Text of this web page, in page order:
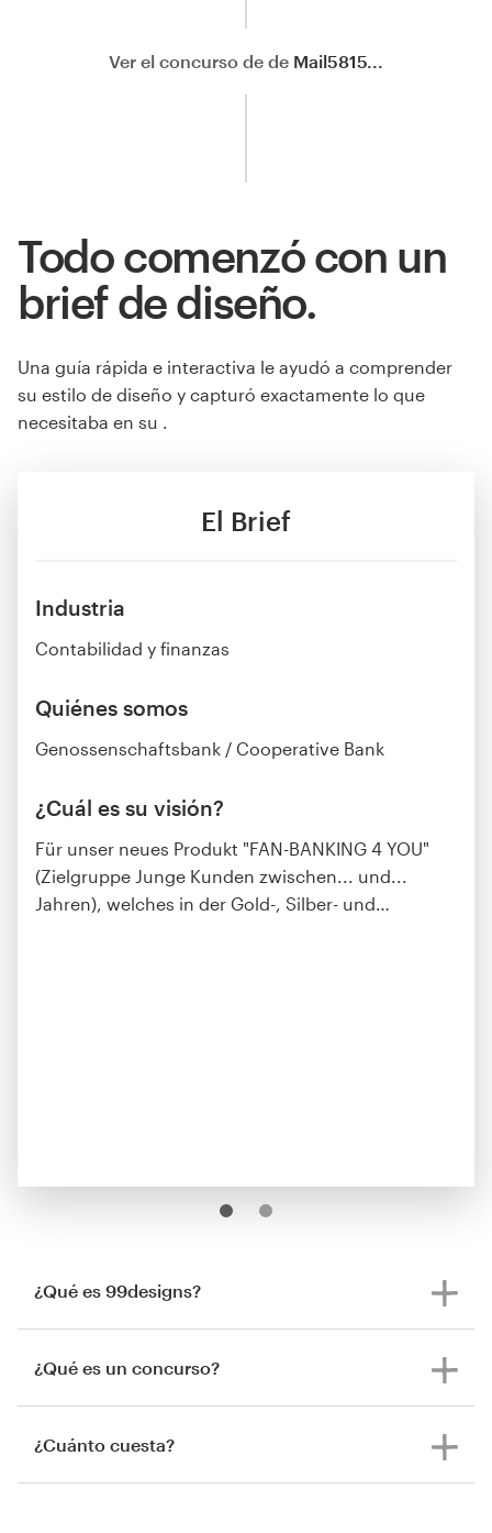
Ver el concurso de de Mail5815...
El Brief
Industria
Contabilidad y finanzas
Quiénes somos
Genossenschaftsbank / Cooperative Bank
¿Cuál es su visión?
Für unser neues Produkt "FAN-BANKING 4 YOU"
(Zielgruppe Junge Kunden zwischen... und...
Jahren), welches in der Gold-, Silber- und
Todo comenzó con un
brief de diseño.
Una guía rápida e interactiva le ayudó a comprender
su estilo de diseño y capturó exactamente lo que
necesitaba en su .
¿Qué es 99designs?
¿Qué es un concurso?
¿Cuánto cuesta?